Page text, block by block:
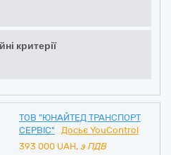
критерії
ТОВ "ЮНАЙТЕД ТРАНСПОРТ
СЕРВІС"
Досьє YouControl
393 000 UAH, з ПДВ